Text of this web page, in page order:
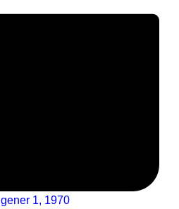
gener 1, 1970